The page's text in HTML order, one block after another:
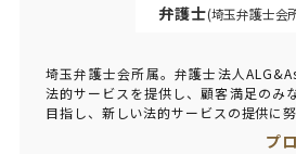
弁護士(埼玉弁護士会
埼玉弁護士会所属。弁護士法人
法的サービスを提供し、顧客満足のみ
目指し、新しい法的サービスの提供に努
プ